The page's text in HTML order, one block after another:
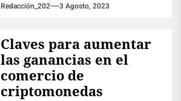
Redacción_202 3 Agosto, 2023
Claves para aumentar
las ganancias en el
comercio de
criptomonedas